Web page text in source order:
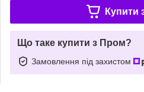
Купити
Що таке купити з Пром?
Замовлення під захистом